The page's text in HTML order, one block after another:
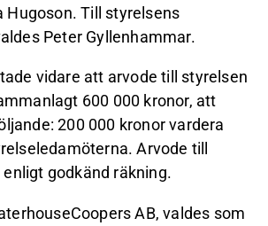
Hugoson. Till styrelsens
Peter Gyllenhammar.
vidare att arvode till styrelsen
600 000 kronor, att
200 000 kronor vardera
Arvode till
godkänd räkning.
AB, valdes som